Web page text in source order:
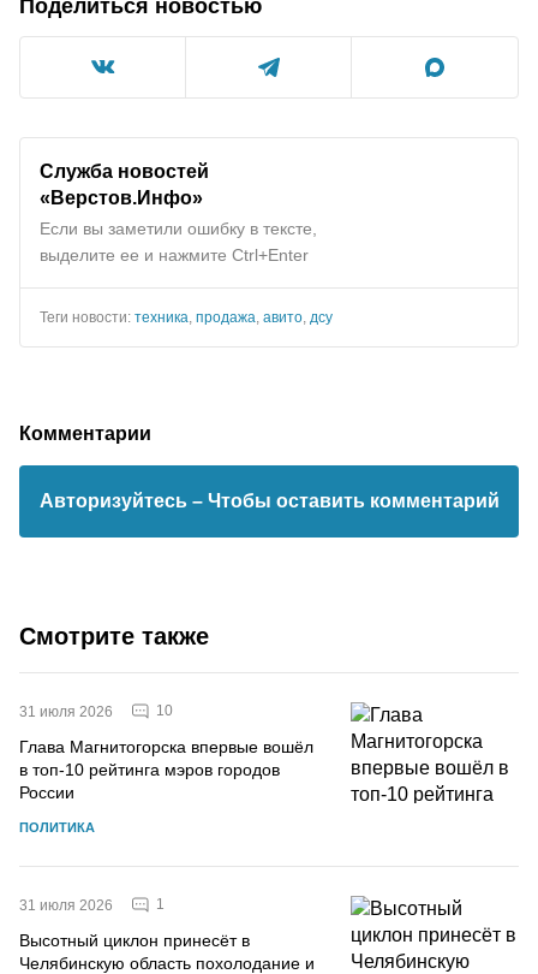
Поделиться новостью
Служба новостей
«Верстов.Инфо»
Если вы заметили ошибку в тексте,
выделите ее и нажмите Ctrl+Enter
Теги новости: техника продажа авито дсу
Комментарии
Авторизуйтесь – Чтобы оставить комментарий
Смотрите также
31 июля 2026 10
Глава Магнитогорска впервые вошёл
в топ-10 рейтинга мэров городов
России
ПОЛИТИКА
31 июля 2026 1
Высотный циклон принесёт в
Челябинскую область похолодание и